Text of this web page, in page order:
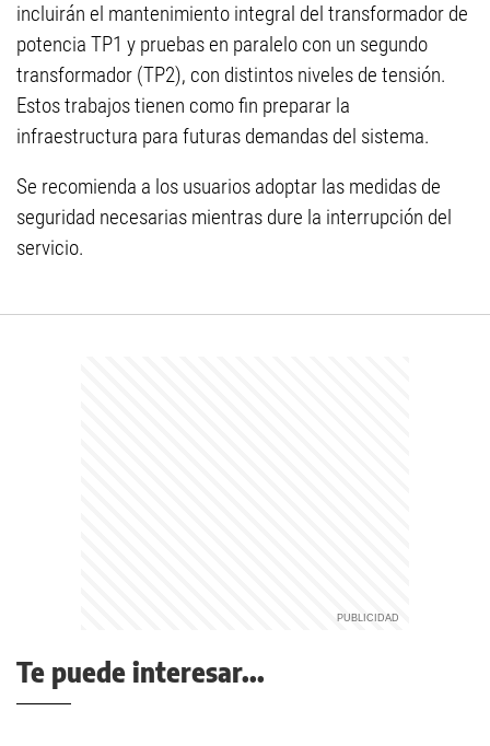
incluirán el mantenimiento integral del transformador de
potencia TP1 y pruebas en paralelo con un segundo
transformador (TP2), con distintos niveles de tensión.
Estos trabajos tienen como fin preparar la
infraestructura para futuras demandas del sistema.
Se recomienda a los usuarios adoptar las medidas de
seguridad necesarias mientras dure la interrupción del
servicio.
Te puede interesar...